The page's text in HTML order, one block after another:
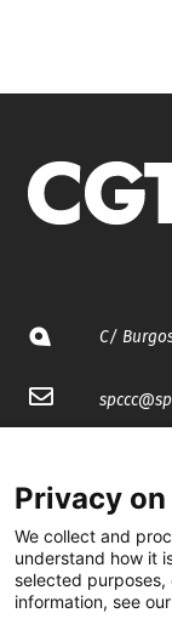
C/
spccc@
Privacy
We collect and
understand how it
selected purposes,
information, see